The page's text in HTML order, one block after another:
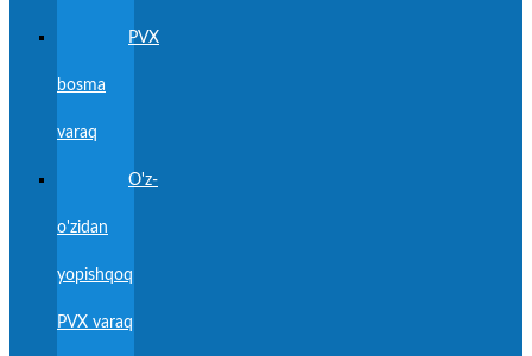
PVX
bosma
varaq
O'z-
o'zidan
yopishqoq
PVX varaq